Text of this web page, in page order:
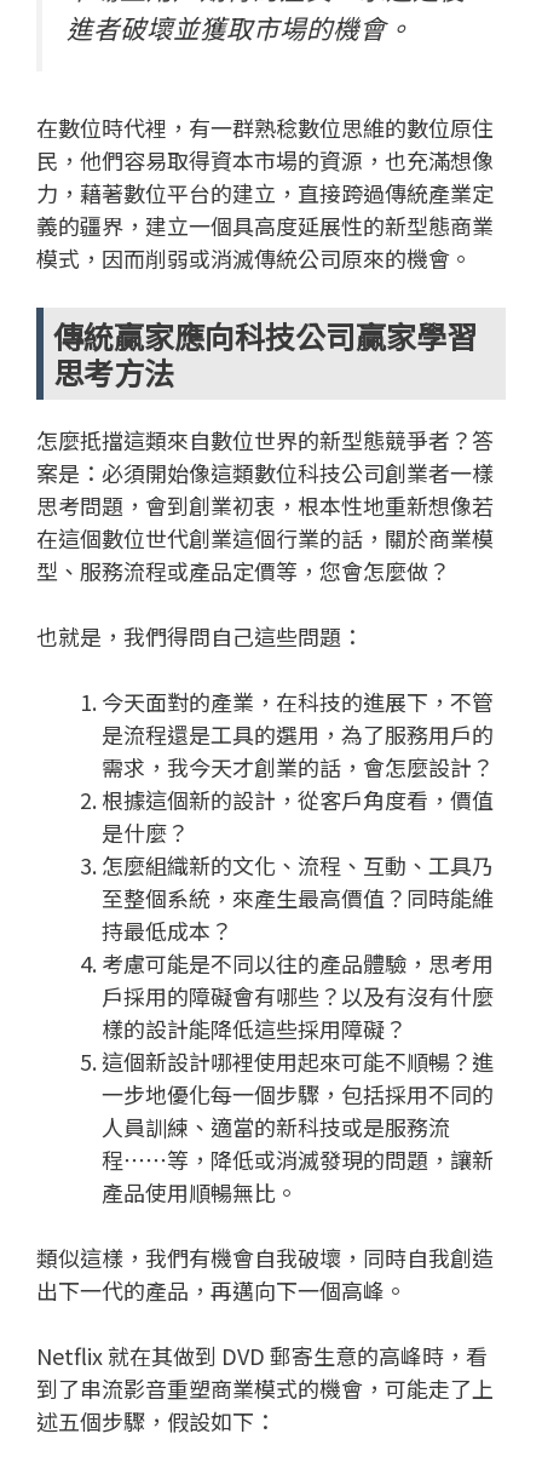
進者破壞並獲取市場的機會。
在數位時代裡，有一群熟稔數位思維的數位原住
民，他們容易取得資本市場的資源，也充滿想像
力，藉著數位平台的建立，直接跨過傳統產業定
義的疆界，建立一個具高度延展性的新型態商業
模式，因而削弱或消滅傳統公司原來的機會。
傳統贏家應向科技公司贏家學習
思考方法
怎麼抵擋這類來自數位世界的新型態競爭者？答
案是：必須開始像這類數位科技公司創業者一樣
思考問題，會到創業初衷，根本性地重新想像若
在這個數位世代創業這個行業的話，關於商業模
型、服務流程或產品定價等，您會怎麼做？
也就是，我們得問自己這些問題：
今天面對的產業，在科技的進展下，不管
是流程還是工具的選用，為了服務用戶的
需求，我今天才創業的話，會怎麼設計？
根據這個新的設計，從客戶角度看，價值
是什麼？
怎麼組織新的文化、流程、互動、工具乃
至整個系統，來產生最高價值？同時能維
持最低成本？
考慮可能是不同以往的產品體驗，思考用
戶採用的障礙會有哪些？以及有沒有什麼
樣的設計能降低這些採用障礙？
這個新設計哪裡使用起來可能不順暢？進
一步地優化每一個步驟，包括採用不同的
人員訓練、適當的新科技或是服務流
程⋯⋯等，降低或消滅發現的問題，讓新
產品使用順暢無比。
類似這樣，我們有機會自我破壞，同時自我創造
出下一代的產品，再邁向下一個高峰。
Netflix 就在其做到 DVD 郵寄生意的高峰時，看
到了串流影音重塑商業模式的機會，可能走了上
述五個步驟，假設如下：